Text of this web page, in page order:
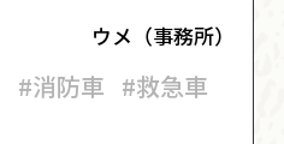
ウメ（事務所）
#消防車 #救急車